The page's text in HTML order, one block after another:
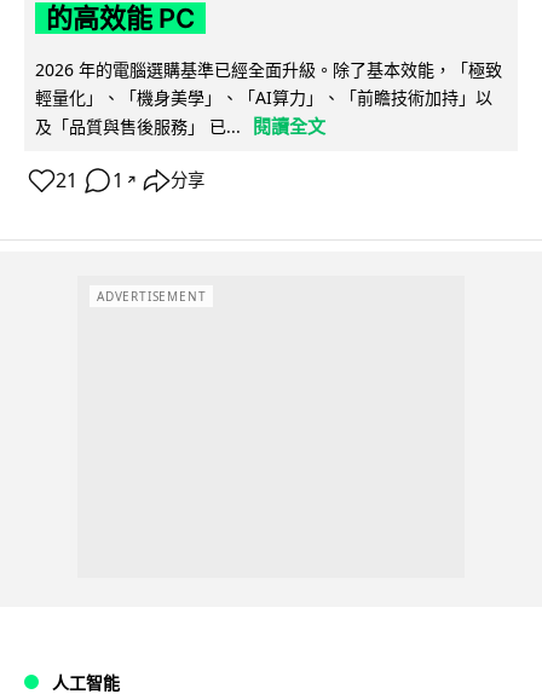
的高效能 PC
2026 年的電腦選購基準已經全面升級。除了基本效能，「極致
輕量化」、「機身美學」、「AI算力」、「前瞻技術加持」以
及「品質與售後服務」 已...
閱讀全文
21 1 ↗ 分享
ADVERTISEMENT
人工智能